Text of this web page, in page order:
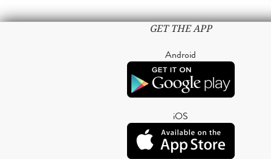
GET THE APP
Android
iOS